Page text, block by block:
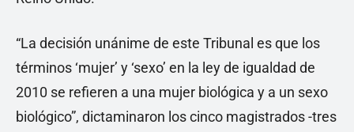
“La decisión unánime de este Tribunal es que los
términos ‘mujer’ y ‘sexo’ en la ley de igualdad de
2010 se refieren a una mujer biológica y a un sexo
biológico”, dictaminaron los cinco magistrados -tres